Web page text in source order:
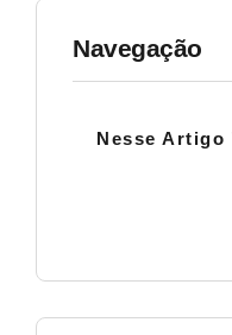
Navegação
Nesse Artigo